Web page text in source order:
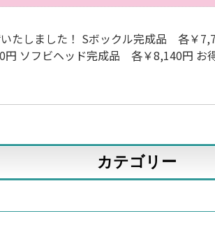
たしました！ Sボックル完成品 各￥
ソフビヘッド完成品 各￥8,140円 お
カテゴリー